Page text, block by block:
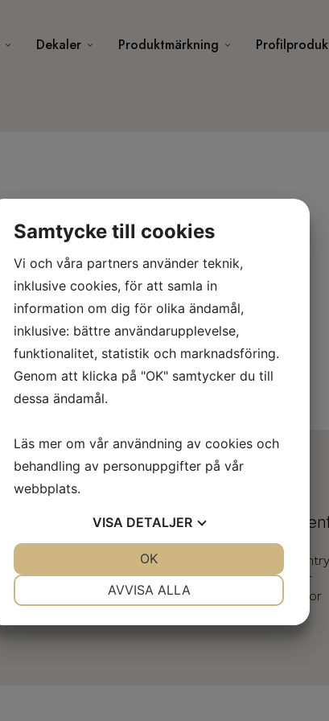
Dekaler Produktmärkning
stor i plast
08-731 69 96 / 08-731 69 92
info@moderatho.se
Skyltar
P-Skivor
Samtycke till cookies
Vi och våra partners använder teknik,
inklusive cookies, för att samla in
information om dig för olika ändamål,
inklusive: bättre användarupplevelse,
funktionalitet, statistik och marknadsföring.
Genom att klicka på "OK" samtycker du till
dessa ändamål.
Läs mer om vår användning av cookies och
behandling av personuppgifter på vår
webbplats.
VISA DETALJER
AVVISA ALLA
OK